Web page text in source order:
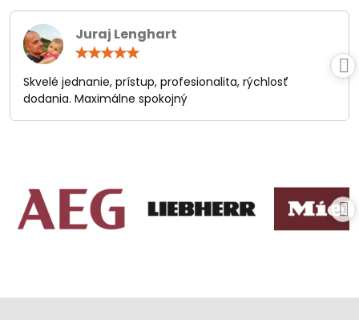
Juraj Lenghart
/
5
Skvelé jednanie, prístup, profesionalita, rýchlosť
dodania. Maximálne spokojný